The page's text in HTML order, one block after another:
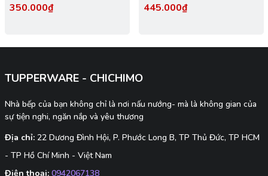
Chính Hãng
350.000₫ 445.000₫
TUPPERWARE - CHICHIMO
Nhà bếp của bạn không chỉ là nơi nấu nướng- mà là không gian của
sự tiện nghi, ngăn nắp và yêu thương
Địa chỉ: 22 Dương Đình Hội, P. Phước Long B, TP Thủ Đức, TP HCM
- TP Hồ Chí Minh - Việt Nam
Điện thoại: 0942067138